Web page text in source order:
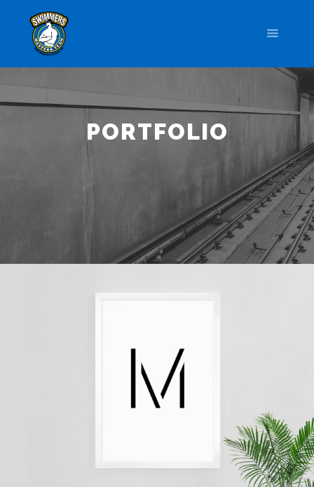
PORTFOLIO